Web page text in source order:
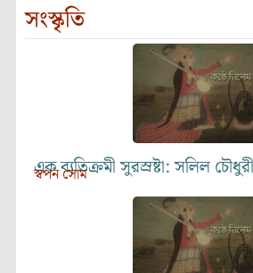
সংস্কৃতি
এক ব্যতিক্রমী সুরস্রষ্টা: সলিল
স্বপন সোম